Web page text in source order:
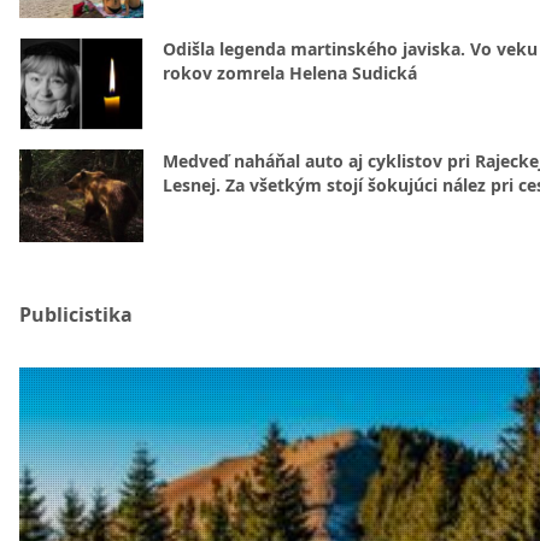
Odišla legenda martinského javiska. Vo veku
rokov zomrela Helena Sudická
Medveď naháňal auto aj cyklistov pri
Lesnej. Za všetkým stojí šokujúci nález pri
Publicistika